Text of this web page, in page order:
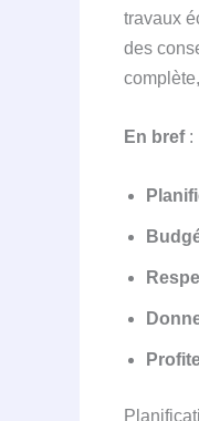
travaux
des
En bref: